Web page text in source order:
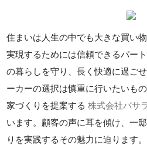
住まいは人生の中でも大きな買い
実現するためには信頼できるパー
の暮らしを守り、長く快適に過ご
ーカーの選択は慎重に行いたいも
家づくりを提案する株式会社バサ
います。顧客の声に耳を傾け、一
りを実践するその魅力に迫ります。